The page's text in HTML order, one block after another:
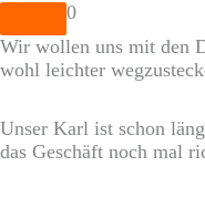
0
Wir wollen uns mit den
wohl leichter
Unser Karl ist schon
das Geschäft noch mal